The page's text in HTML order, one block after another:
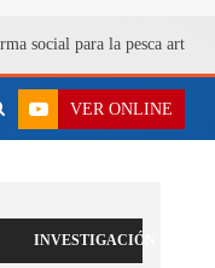
social para la pesca
VER ONLINE
INVESTIGACIÓN